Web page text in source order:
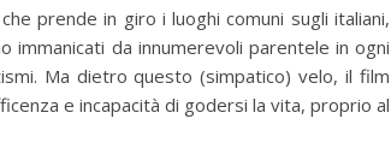
prende in giro i luoghi comuni sugli italiani,
da innumerevoli parentele in ogni
Ma dietro questo (simpatico) velo, il film
e incapacità di godersi la vita, proprio al